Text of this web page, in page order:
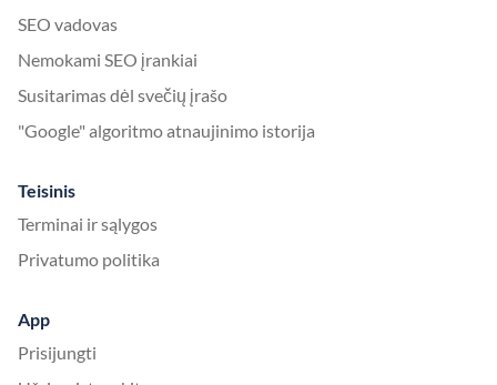
SEO vadovas
Nemokami SEO įrankiai
Susitarimas dėl svečių įrašo
"Google" algoritmo atnaujinimo istorija
Teisinis
Terminai ir sąlygos
Privatumo politika
App
Prisijungti